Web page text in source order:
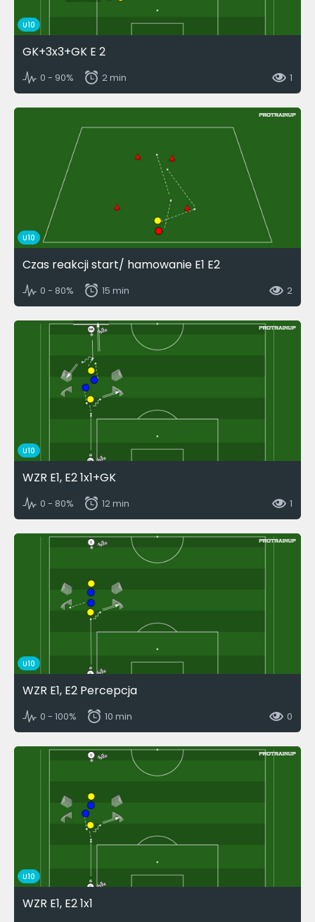
U10
GK+3x3+GK E 2
0 - 90% 2 min 1
U10
Czas reakcji start/ hamowanie E1 E2
0 - 80% 15 min 2
U10
WZR E1, E2 1x1+GK
0 - 80% 12 min 1
U10
WZR E1, E2 Percepcja
0 - 100% 10 min 0
U10
WZR E1, E2 1x1